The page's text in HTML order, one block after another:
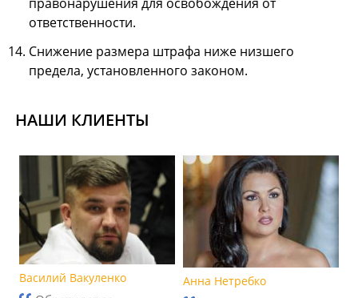
правонарушения для освобождения от
ответственности.
Снижение размера штрафа ниже низшего
предела, установленного законом.
НАШИ КЛИЕНТЫ
Василий Вакуленко Анна Нетребко